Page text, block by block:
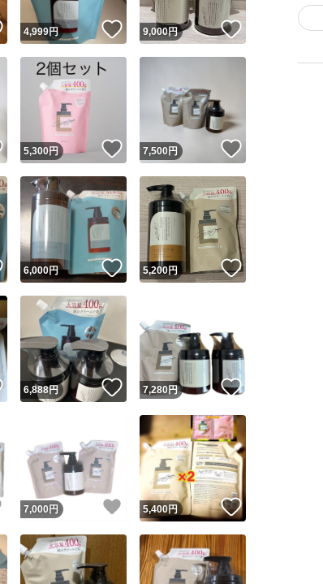
ユーザーの実績について
Yahoo!フリマが定めた一定の基準を満たしたユーザーにバッジ
安心取引出品者
安心取引出品者 Yahoo!フリマの基準をクリアした安心・
取引実績
取引実績◯+ このユーザーはYahoo!フリマの取引を完
他フリマ実績◯+ このユーザーは他フリマサービスでの取
※このバッジは実績に基づく表示であり、発送を保証しているものではあ
スピード＆安心発送
このユーザーは高頻度で24時間以内＆設
ます
スピード発送 このユーザーは高頻度で24時間以内に発
この商品の情報をコピーします
商品画像の 無断転載は禁止 されています
コピーは1商品につき1回
出品ページへ
キャンセル
いいね！
4,999円 いいね！
9,000円
いいね！
5,300円 いいね！
7,500円
いいね！
6,000円 いいね！
5,200円 いいね！
いいね！
6,888円 いいね！
7,280円 いいね！
いいね！
7,000 円 いいね！
5,400円 いいね！